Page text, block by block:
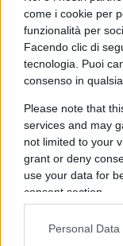
come i cookie per
funzionalità per
Facendo clic di
tecnologia. Puoi
consenso in
Please note that
services and may
not limited to your
grant or deny
use your data for
consent section.
Personal
governo
Remain. Ministro
sempre
internazionale
di diamante
una sostenitrice
leadershipdel
Una
compromesso